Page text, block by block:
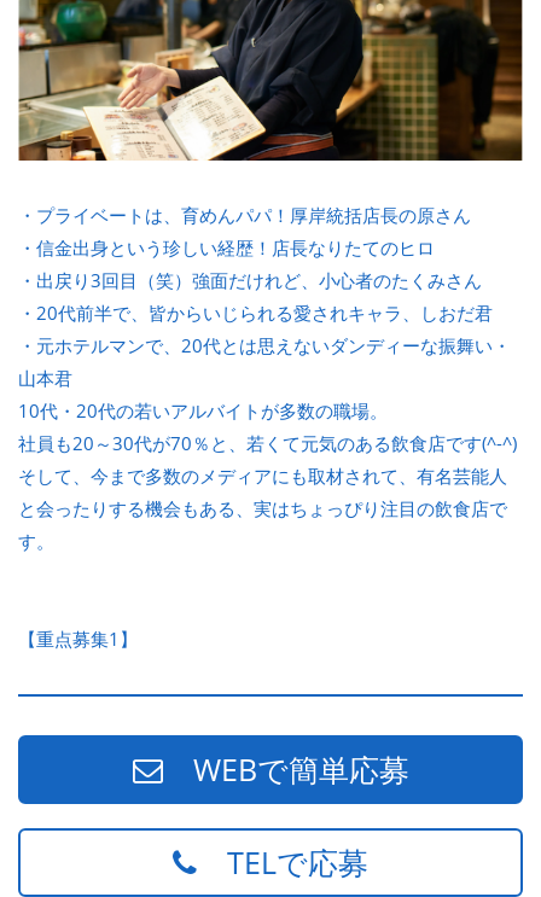
・プライベートは、育めんパパ！厚岸統括店長の原さん
・信金出身という珍しい経歴！店長なりたてのヒロ
・出戻り3回目（笑）強面だけれど、小心者のたくみさん
・20代前半で、皆からいじられる愛されキャラ、しおだ君
・元ホテルマンで、20代とは思えないダンディーな振舞い・
山本君
10代・20代の若いアルバイトが多数の職場。
社員も20～30代が70％と、若くて元気のある飲食店です(^-^)
そして、今まで多数のメディアにも取材されて、有名芸能人
と会ったりする機会もある、実はちょっぴり注目の飲食店で
す。
【重点募集1】
WEBで簡単応募
TELで応募